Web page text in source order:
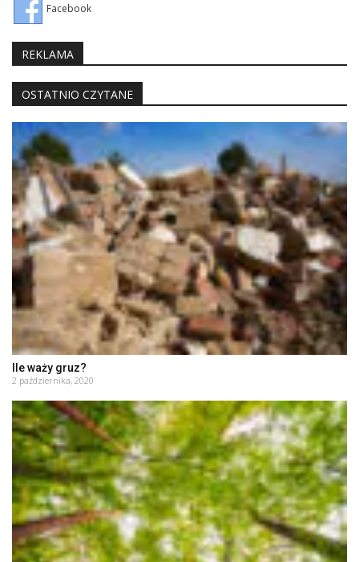
Facebook
REKLAMA
OSTATNIO CZYTANE
Ile waży gruz?
2 października, 2020